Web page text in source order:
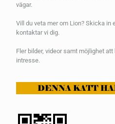
vägar.
Vill du veta mer om Lion? Skicka in
kontaktar vi dig.
Fler bilder, videor samt möjlighet
intresse.